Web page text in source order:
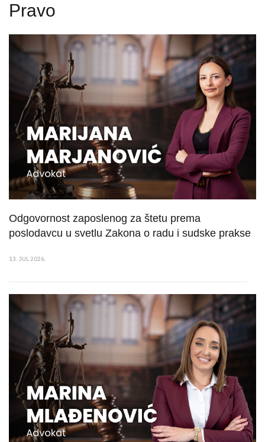
Pravo
Odgovornost zaposlenog za štetu prema
poslodavcu u svetlu Zakona o radu i sudske prakse
13. JUL 2026.